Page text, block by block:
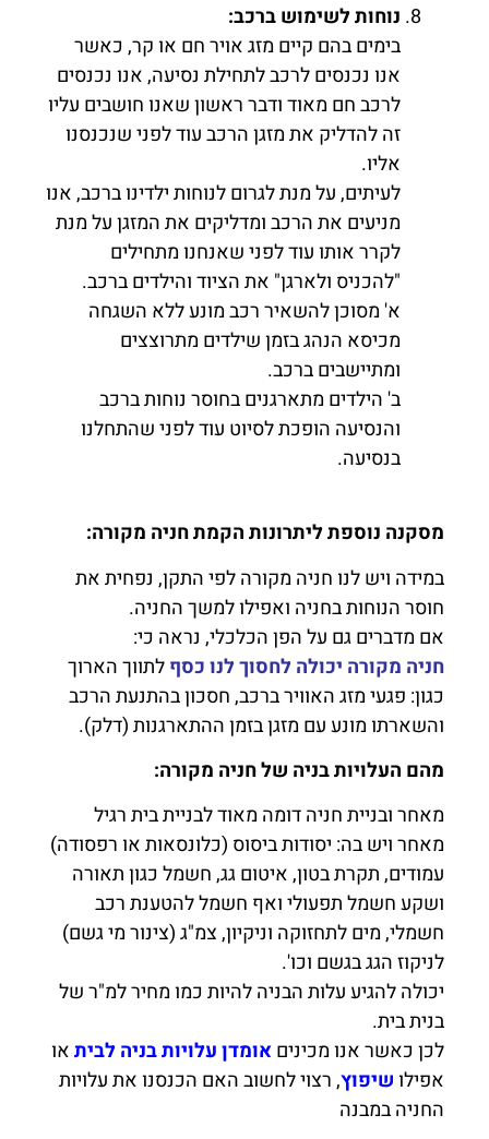
נוחות לשימוש ברכב:
בימים בהם קיים מזג אויר חם או קר, כאשר
אנו נכנסים לרכב לתחילת נסיעה, אנו נכנסים
לרכב חם מאוד ודבר ראשון שאנו חושבים עליו
זה להדליק את מזגן הרכב עוד לפני שנכנסנו
אליו.
לעיתים, על מנת לגרום לנוחות ילדינו ברכב, אנו
מניעים את הרכב ומדליקים את המזגן על מנת
לקרר אותו עוד לפני שאנחנו מתחילים
"להכניס ולארגן" את הציוד והילדים ברכב.
א' מסוכן להשאיר רכב מונע ללא השגחה
מכיסא הנהג בזמן שילדים מתרוצצים
ומתיישבים ברכב.
ב' הילדים מתארגנים בחוסר נוחות ברכב
והנסיעה הופכת לסיוט עוד לפני שהתחלנו
בנסיעה.
מסקנה נוספת ליתרונות הקמת חניה מקורה:
במידה ויש לנו חניה מקורה לפי התקן, נפחית את
חוסר הנוחות בחניה ואפילו למשך החניה.
אם מדברים גם על הפן הכלכלי, נראה כי:
חניה מקורה יכולה לחסוך לנו כסףלתווך הארוך
כגון: פגעי מזג האוויר ברכב, חסכון בהתנעת הרכב
והשארתו מונע עם מזגן בזמן ההתארגנות (דלק).
מהם העלויות בניה של חניה מקורה:
מאחר ובניית חניה דומה מאוד לבניית בית רגיל
מאחר ויש בה: יסודות ביסוס (כלונסאות או רפסודה)
עמודים, תקרת בטון, איטום גג, חשמל כגון תאורה
ושקע חשמל תפעולי ואף חשמל להטענת רכב
חשמלי, מים לתחזוקה וניקיון, צמ"ג (צינור מי גשם)
לניקוז הגג בגשם וכו'.
יכולה להגיע עלות הבניה להיות כמו מחיר למ"ר של
בנית בית.
לכן כאשר אנו מכיניםאומדן עלויות בניה לביתאו
אפילושיפוץ, רצוי לחשוב האם הכנסנו את עלויות
החניה במבנה